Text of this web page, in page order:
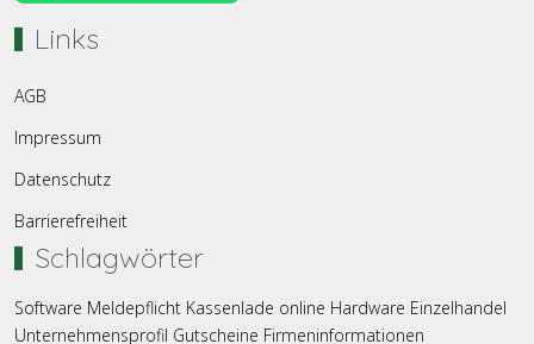
Links
AGB
Impressum
Datenschutz
Barrierefreiheit
Schlagwörter
Software Meldepflicht Kassenlade online Hardware Einzelhandel
Unternehmensprofil Gutscheine Firmeninformationen